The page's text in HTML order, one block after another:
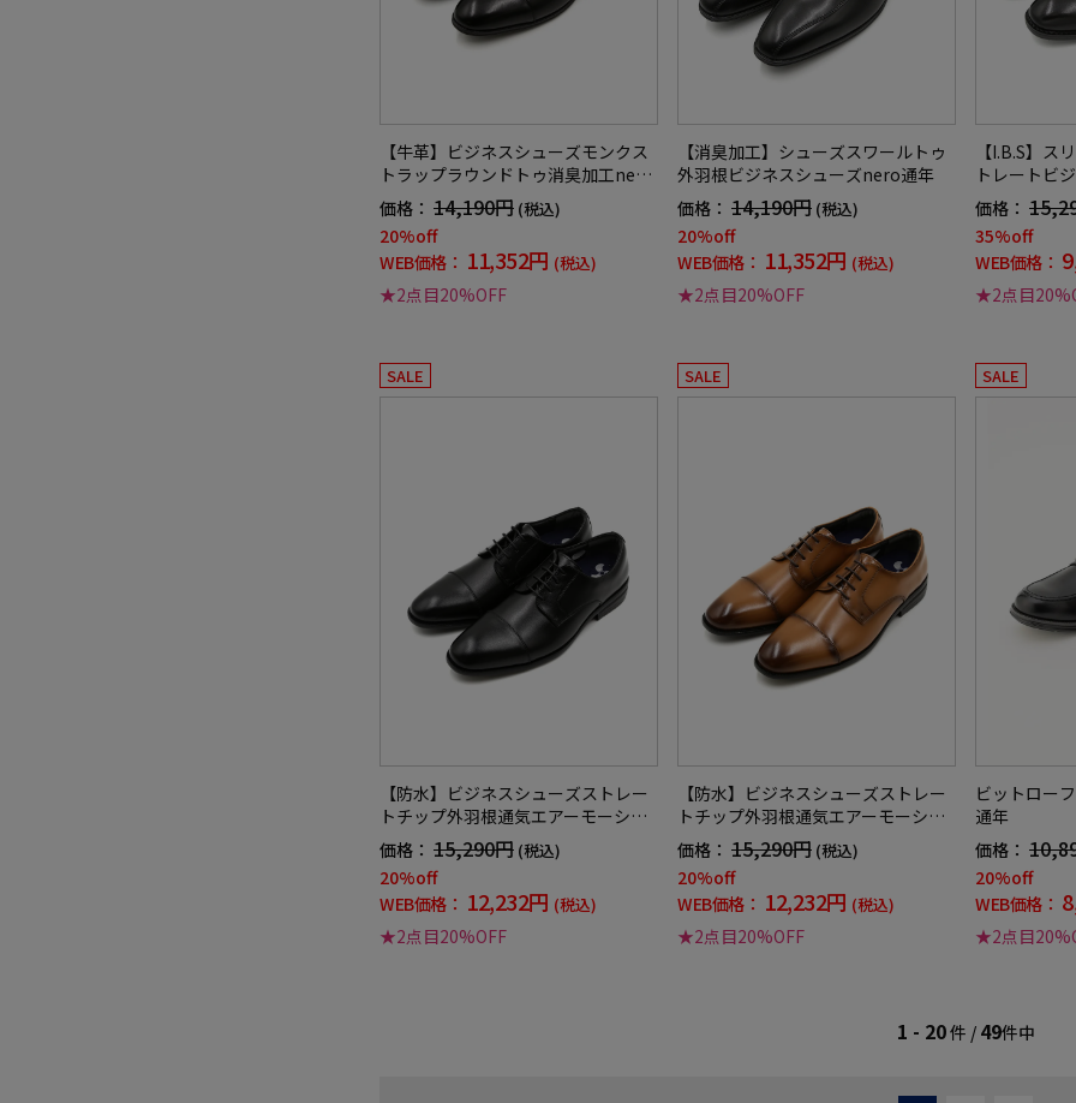
【牛革】ビジネスシューズモンクス
トラップラウンドトゥ消臭加工nero
通年
価格： 14,190円 (税込)
20%off
WEB価格： 11,352円 (税込)
★2点目20%OFF
【消臭加工】シューズスワールトゥ
外羽根ビジネスシューズnero通年
価格： 14,190円 (税込)
20%off
WEB価格： 11,352円 (税込)
★2点目20%OFF
【I.B.S】ス
トレートビ
トチップ軽
価格：
35%off
WEB価格：
★2点目
SALE
【防水】ビジネスシューズストレー
トチップ外羽根通気エアーモーショ
ン軽量消臭革靴リッケンバッカー通
年
価格： 15,290円 (税込)
20%off
WEB価格： 12,232円 (税込)
★2点目20%OFF
SALE
【防水】ビジネスシューズストレー
トチップ外羽根通気エアーモーショ
ン軽量消臭革靴リッケンバッカー通
年
価格： 15,290円 (税込)
20%off
WEB価格： 12,232円 (税込)
★2点目20%OFF
SALE
ビットロー
通年
価格：
20%off
WEB価格：
★2点目
1 - 20件 / 49件中